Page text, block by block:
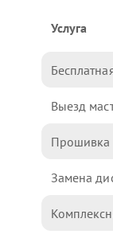
Услуга
Выезд
Прошивка
Замена